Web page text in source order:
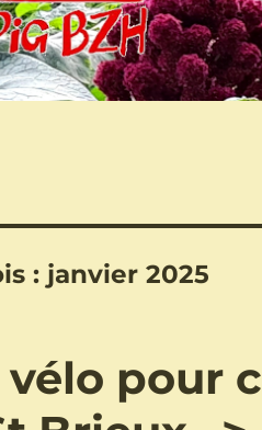
: janvier 2025
vélo pour